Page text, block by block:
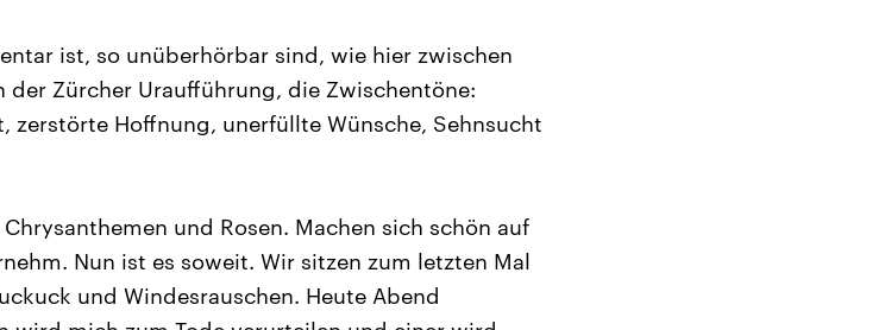
ist, so unüberhörbar sind, wie hier zwischen
der Zürcher Uraufführung, die Zwischentöne:
zerstörte Hoffnung, unerfüllte Wünsche, Sehnsucht
und Rosen. Machen sich schön auf
Nun ist es soweit. Wir sitzen zum letzten Mal
und Windesrauschen. Heute Abend